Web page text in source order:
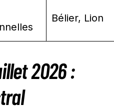
Bélier, Lion
2026 :